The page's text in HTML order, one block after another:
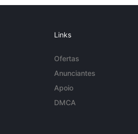
Links
Ofertas
Anunciantes
Apoio
DMCA